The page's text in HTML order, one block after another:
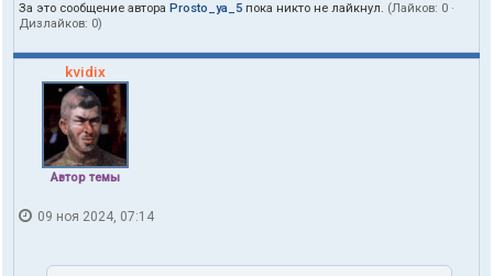
За это сообщение автора Prosto_ya_5 пока никто не лайкнул. (Лайков: 0 ·
Дизлайков: 0)
kvidix
Автор темы
09 ноя 2024, 07:14